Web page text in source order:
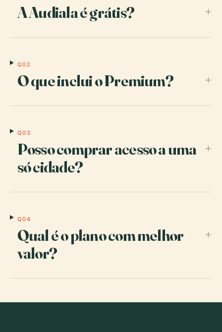
A Audiala é grátis? +
Q02
O que inclui o Premium? +
Q03
Posso comprar acesso a uma
só cidade?
+
Q04
Qual é o plano com melhor
valor?
+